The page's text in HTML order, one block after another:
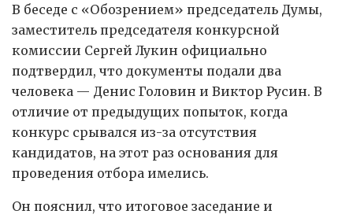
В беседе с «Обозрением» председатель Думы,
заместитель председателя конкурсной
комиссии Сергей Лукин официально
подтвердил, что документы подали два
человека — Денис Головин и Виктор Русин. В
отличие от предыдущих попыток, когда
конкурс срывался из-за отсутствия
кандидатов, на этот раз основания для
проведения отбора имелись.
Он пояснил, что итоговое заседание и